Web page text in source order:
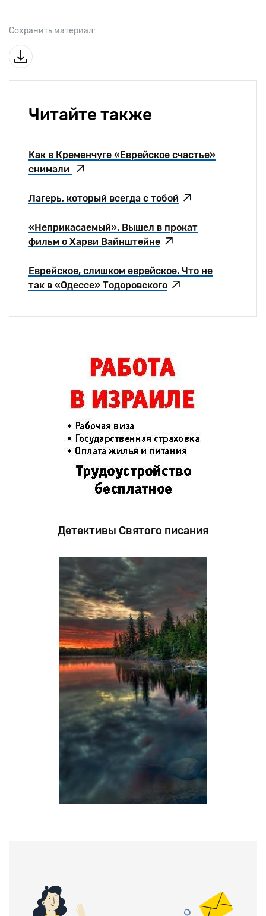
Сохранить материал:
Читайте также
Как в Кременчуге «Еврейское счастье»
снимали
Лагерь, который всегда с тобой
«Неприкасаемый». Вышел в прокат
фильм о Харви Вайнштейне
Еврейское, слишком еврейское. Что не
так в «Одессе» Тодоровского
Детективы Святого писания